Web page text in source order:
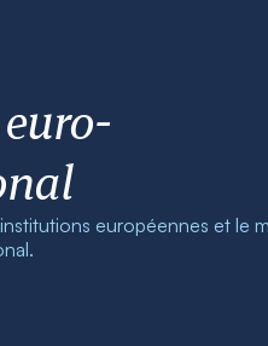
européennes et le